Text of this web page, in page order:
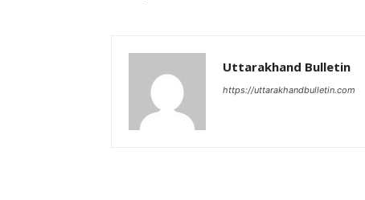
Uttarakhand Bulletin
https://uttarakhandbulletin.com